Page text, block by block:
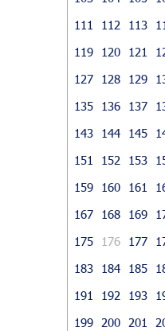
111
112 113
119
120 121
127
128 129
135
136 137
143
144 145
151
152 153
159
160 161
167
168 169
175
176 177
183
184 185
191
192 193
199
200 201